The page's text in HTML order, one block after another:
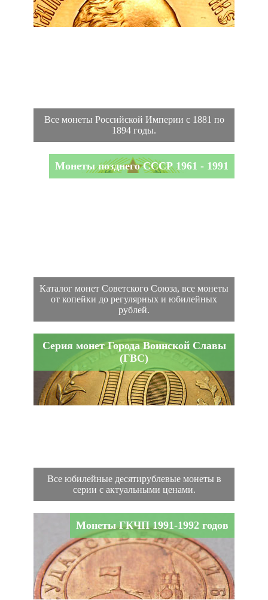
Все монеты Российской Империи с 1881 по
1894 годы.
Монеты позднего СССР 1961 - 1991
Каталог монет Советского Союза, все монеты
от копейки до регулярных и юбилейных
рублей.
Серия монет Города Воинской Славы
(ГВС)
Все юбилейные десятирублевые монеты в
серии с актуальными ценами.
Монеты ГКЧП 1991-1992 годов